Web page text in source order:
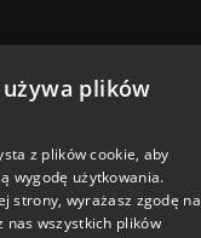
plików
z plików cookie, aby
wygodę użytkowania.
strony, wyrażasz zgodę na
nas wszystkich plików